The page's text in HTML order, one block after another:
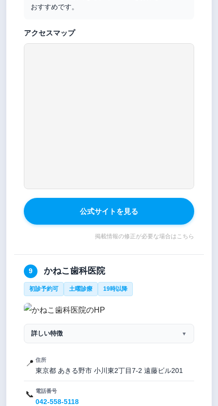
おすすめです。
アクセスマップ
公式サイトを見る
掲載情報の修正が必要な場合はこちら
9 かねこ歯科医院
初診予約可 土曜診療 19時以降
詳しい特徴 ▼
📍 住所
東京都 あきる野市 小川東2丁目7-2 遠藤ビル201
📞 電話番号
042-558-5118